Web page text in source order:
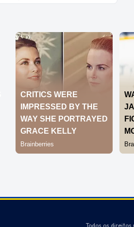
Todos os direitos